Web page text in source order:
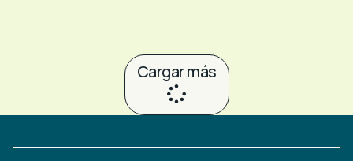
Cargar más